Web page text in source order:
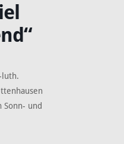
luth.
und